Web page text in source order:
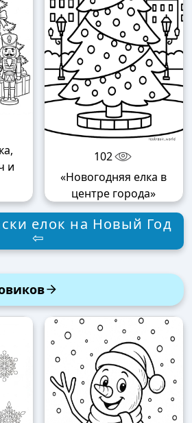
и
102
«Новогодняя елка в
центре города»
елок на Новый Год
⇦